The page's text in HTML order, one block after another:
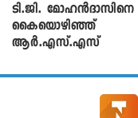
ടി.ജി. മോഹൻദാസിനെ
കൈയൊഴിഞ്ഞ്
ആർ.എസ്.എസ്